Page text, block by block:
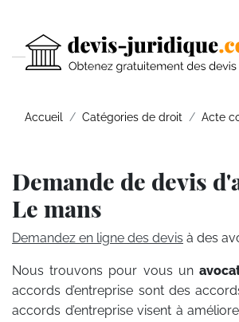
Accueil Catégories de droit Acte
Demande de devis
Le mans
Demandez en ligne des devis à des
Nous trouvons pour vous un
accords d’entreprise sont des
accords d’entreprise visent à